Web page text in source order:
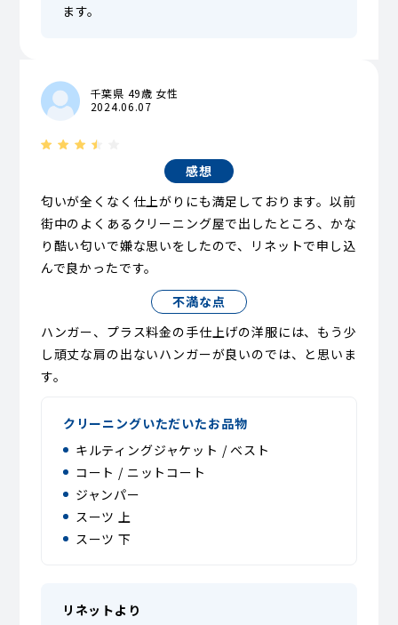
ます。
千葉県 49歳 女性
2024.06.07
感想
匂いが全くなく仕上がりにも満足しております。以前
街中のよくあるクリーニング屋で出したところ、かな
り酷い匂いで嫌な思いをしたので、リネットで申し込
んで良かったです。
不満な点
ハンガー、プラス料金の手仕上げの洋服には、もう少
し頑丈な肩の出ないハンガーが良いのでは、と思いま
す。
クリーニングいただいたお品物
キルティングジャケット / ベスト
コート / ニットコート
ジャンパー
スーツ 上
スーツ 下
リネットより